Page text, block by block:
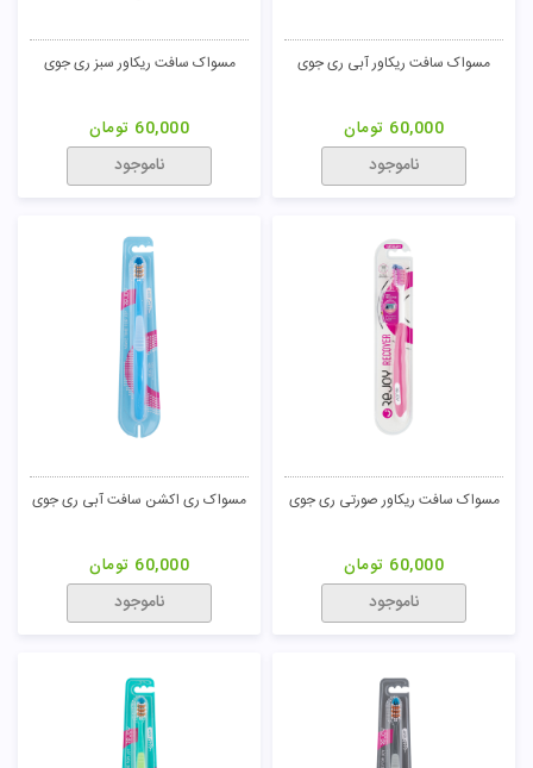
مسواک سافت ریکاور آبی ری جوی
60,000 تومان
ناموجود
مسواک سافت ریکاور سبز ری جوی
60,000 تومان
ناموجود
مسواک سافت ریکاور صورتی ری جوی
60,000 تومان
ناموجود
مسواک ری اکشن سافت آبی ری جوی
60,000 تومان
ناموجود